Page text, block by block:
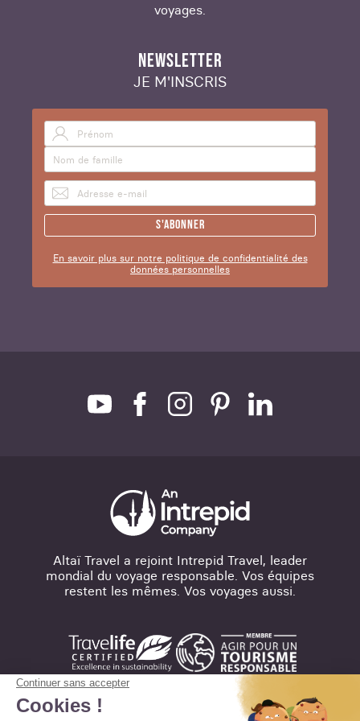
voyages.
NEWSLETTER
JE M'INSCRIS
S'abonner
En savoir plus sur notre politique de confidentialité des
données personnelles
Altaï Travel a rejoint Intrepid Travel, leader
mondial du voyage responsable. Vos équipes
restent les mêmes. Vos voyages aussi.